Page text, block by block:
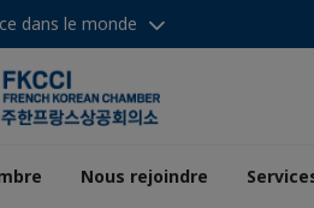
dans le monde
Nous rejoindre